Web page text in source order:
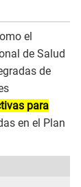
el
de Salud
de
para
en el Plan